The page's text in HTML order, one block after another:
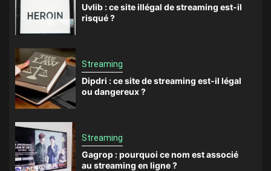
Uvlib : ce site illégal de streaming est-il
risqué ?
Streaming
Dipdri : ce site de streaming est-il légal
ou dangereux ?
Streaming
Gagrop : pourquoi ce nom est associé
au streaming en ligne ?